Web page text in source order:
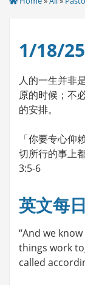
1/18/
人的一生并非
原的时候；不
的安排。
「你要专心仰
切所行的事上
3:5-6
英文每
“And we
things work
called